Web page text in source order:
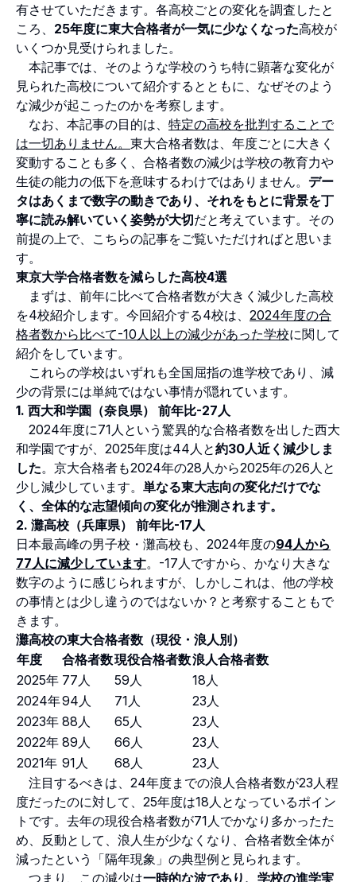
有させていただきます。各高校ごとの変化を調査したと
ころ、 25年度に東大合格者が一気に少なくなった高校が
いくつか見受けられました。
本記事では、そのような学校のうち特に顕著な変化が
見られた高校について紹介するとともに、なぜそのよう
な減少が起こったのかを考察します。
なお、本記事の目的は、 特定の高校を批判することで
は一切ありません。 東大合格者数は、年度ごとに大きく
変動することも多く、合格者数の減少は学校の教育力や
生徒の能力の低下を意味するわけではありません。 デー
タはあくまで数字の動きであり、それをもとに背景を丁
寧に読み解いていく姿勢が大切だと考えています。その
前提の上で、こちらの記事をご覧いただければと思いま
す。
東京大学合格者数を減らした高校4選
まずは、前年に比べて合格者数が大きく減少した高校
を4校紹介します。今回紹介する4校は、 2024年度の合
格者数から比べて-10人以上の減少があった学校に関して
紹介をしています。
これらの学校はいずれも全国屈指の進学校であり、減
少の背景には単純ではない事情が隠れています。
1. 西大和学園（奈良県） 前年比-27人
2024年度に71人という驚異的な合格者数を出した西大
和学園ですが、2025年度は44人と約30人近く減少しま
した。京大合格者も2024年の28人から2025年の26人と
少し減少しています。 単なる東大志向の変化だけでな
く、全体的な志望傾向の変化が推測されます。
2. 灘高校（兵庫県） 前年比-17人
日本最高峰の男子校・灘高校も、2024年度の94人から
77人に減少しています。-17人ですから、かなり大きな
数字のように感じられますが、しかしこれは、他の学校
の事情とは少し違うのではないか？と考察することもで
きます。
灘高校の東大合格者数（現役・浪人別）
年度
合格者数現役合格者数浪人合格者数
2025年 77人 59人
18人
2024年94人 71人
23人
2023年 88人 65人
23人
2022年 89人 66人
23人
2021年 91人 68人
23人
注目するべきは、24年度までの浪人合格者数が23人程
度だったのに対して、25年度は18人となっているポイン
トです。去年の現役合格者数が71人でかなり多かったた
め、反動として、浪人生が少なくなり、合格者数全体が
減ったという「隔年現象」の典型例と見られます。
つまり、この減少は一時的な波であり、学校の進学実